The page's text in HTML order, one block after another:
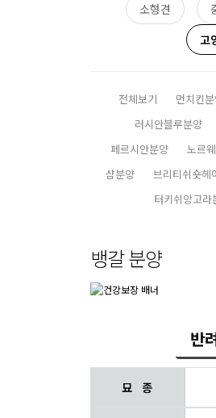
소형견
고
전체보기 먼치킨
러시안블루분양
페르시안분양
노르
샴분양
브리티쉬숏헤
터키쉬앙고라
뱅갈 분양
반
묘 종